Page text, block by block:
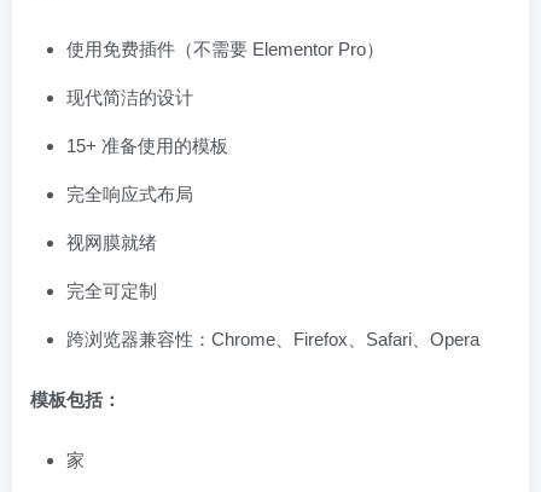
使用免费插件（不需要 Elementor Pro）
现代简洁的设计
15+ 准备使用的模板
完全响应式布局
视网膜就绪
完全可定制
跨浏览器兼容性：Chrome、Firefox、Safari、Opera
模板包括：
家